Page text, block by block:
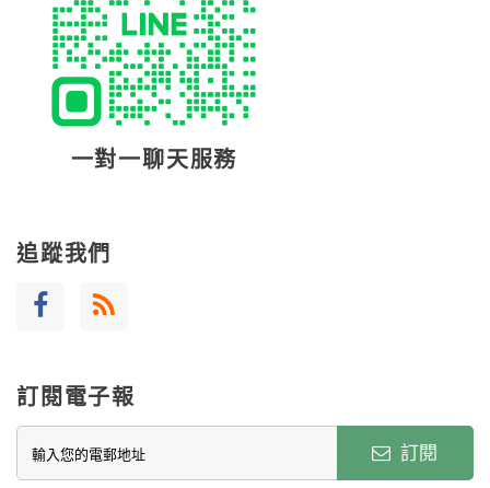
一對一聊天服務
追蹤我們
訂閱電子報
訂閱